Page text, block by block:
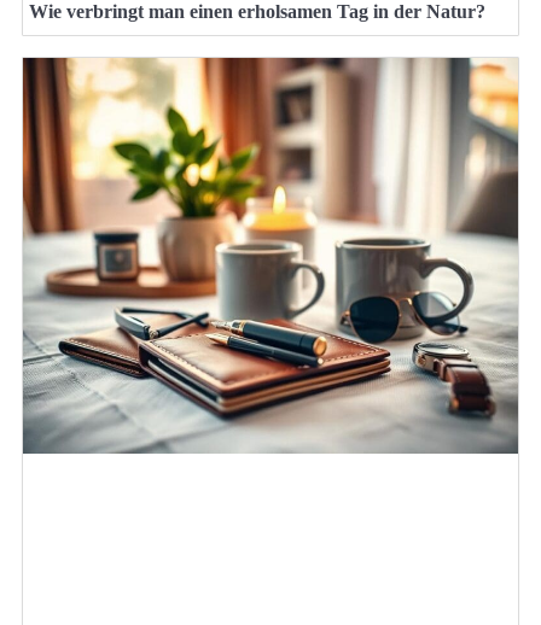
Wie verbringt man einen erholsamen Tag in der Natur?